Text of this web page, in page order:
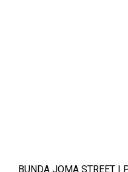
BUNDA JOMA STREET |